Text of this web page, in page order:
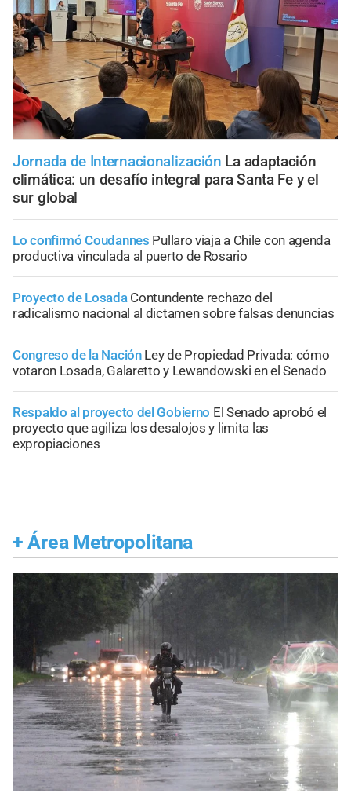
Jornada de Internacionalización La adaptación
climática: un desafío integral para Santa Fe y el
sur global
Lo confirmó Coudannes Pullaro viaja a Chile con agenda
productiva vinculada al puerto de Rosario
Proyecto de Losada Contundente rechazo del
radicalismo nacional al dictamen sobre falsas denuncias
Congreso de la Nación Ley de Propiedad Privada: cómo
votaron Losada, Galaretto y Lewandowski en el Senado
Respaldo al proyecto del Gobierno El Senado aprobó el
proyecto que agiliza los desalojos y limita las
expropiaciones
+ Área Metropolitana